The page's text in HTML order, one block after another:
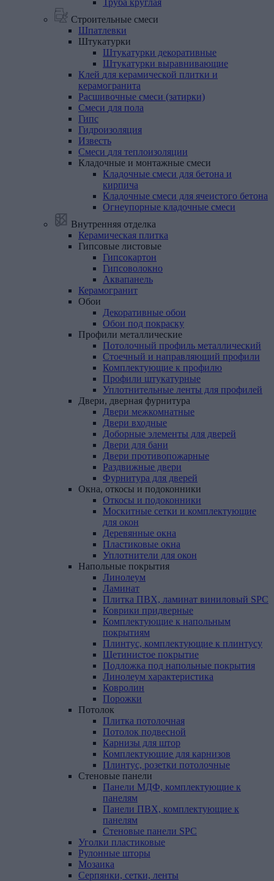
Труба круглая
Строительные смеси
Шпатлевки
Штукатурки
Штукатурки декоративные
Штукатурки выравнивающие
Клей для керамической плитки и
керамогранита
Расшивочные смеси (затирки)
Смеси для пола
Гипс
Гидроизоляция
Известь
Смеси для теплоизоляции
Кладочные и монтажные смеси
Кладочные смеси для бетона и
кирпича
Кладочные смеси для ячеистого бетона
Огнеупорные кладочные смеси
Внутренняя отделка
Керамическая плитка
Гипсовые листовые
Гипсокартон
Гипсоволокно
Аквапанель
Керамогранит
Обои
Декоративные обои
Обои под покраску
Профили металлические
Потолочный профиль металлический
Стоечный и направляющий профили
Комплектующие к профилю
Профили штукатурные
Уплотнительные ленты для профилей
Двери, дверная фурнитура
Двери межкомнатные
Двери входные
Доборные элементы для дверей
Двери для бани
Двери противопожарные
Раздвижные двери
Фурнитура для дверей
Окна, откосы и подоконники
Откосы и подоконники
Москитные сетки и комплектующие
для окон
Деревянные окна
Пластиковые окна
Уплотнители для окон
Напольные покрытия
Линолеум
Ламинат
Плитка ПВХ, ламинат виниловый SPC
Коврики придверные
Комплектующие к напольным
покрытиям
Плинтус, комплектующие к плинтусу
Щетинистое покрытие
Подложка под напольные покрытия
Линолеум характеристика
Ковролин
Порожки
Потолок
Плитка потолочная
Потолок подвесной
Карнизы для штор
Комплектующие для карнизов
Плинтус, розетки потолочные
Стеновые панели
Панели МДФ, комплектующие к
панелям
Панели ПВХ, комплектующие к
панелям
Стеновые панели SPC
Уголки пластиковые
Рулонные шторы
Мозаика
Серпянки, сетки, ленты